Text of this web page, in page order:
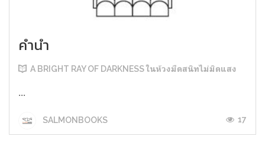
คำนำ
A BRIGHT RAY OF DARKNESS ในห้วงมืดสนิทไม่มิดแสง
...
SALMONBOOKS 17